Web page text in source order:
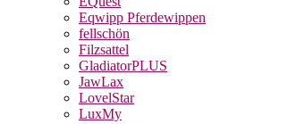
Eqwipp Pferdewippen
fellschön
Filzsattel
GladiatorPLUS
JawLax
LovelStar
LuxMy